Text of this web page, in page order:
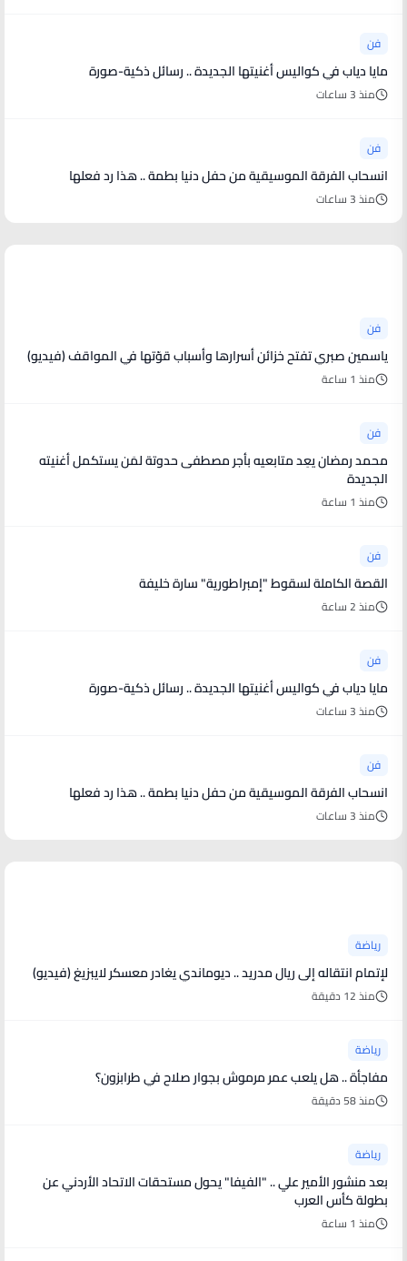
فن
مايا دياب في كواليس أغنيتها الجديدة .. رسائل ذكية-صورة
منذ 3 ساعات
فن
انسحاب الفرقة الموسيقية من حفل دنيا بطمة .. هذا رد فعلها
منذ 3 ساعات
فن
ياسمين صبري تفتح خزائن أسرارها وأسباب قوّتها في المواقف (فيديو)
منذ 1 ساعة
فن
محمد رمضان يعِد متابعيه بأجر مصطفى حدوتة لمَن يستكمل أغنيته
الجديدة
منذ 1 ساعة
فن
القصة الكاملة لسقوط "إمبراطورية" سارة خليفة
منذ 2 ساعة
فن
مايا دياب في كواليس أغنيتها الجديدة .. رسائل ذكية-صورة
منذ 3 ساعات
فن
انسحاب الفرقة الموسيقية من حفل دنيا بطمة .. هذا رد فعلها
منذ 3 ساعات
رياضة
لإتمام انتقاله إلى ريال مدريد .. ديوماندي يغادر معسكر لايبزيغ (فيديو)
منذ 12 دقيقة
رياضة
مفاجأة .. هل يلعب عمر مرموش بجوار صلاح في طرابزون؟
منذ 58 دقيقة
رياضة
بعد منشور الأمير علي .. "الفيفا" يحول مستحقات الاتحاد الأردني عن
بطولة كأس العرب
منذ 1 ساعة